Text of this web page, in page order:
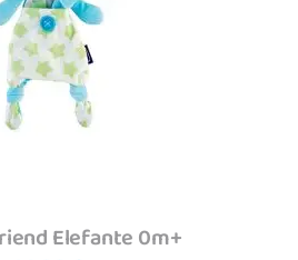
Adicionar
Elefante 0m+